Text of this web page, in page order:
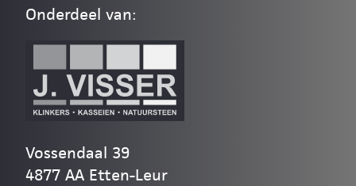
Onderdeel van:
Vossendaal 39
4877 AA Etten-Leur